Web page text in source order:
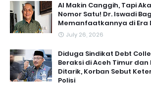
AI Makin Canggih, Tapi
Nomor Satu! Dr. Iswadi
Memanfaatkannya di Era
July 26, 2026
Diduga Sindikat Debt
Beraksi di Aceh Timur
Ditarik, Korban Sebut
Polisi